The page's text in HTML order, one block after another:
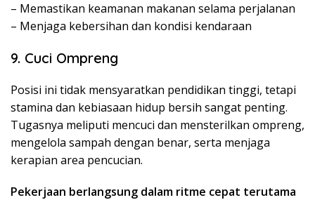
– Memastikan keamanan makanan selama perjalanan
– Menjaga kebersihan dan kondisi kendaraan
9. Cuci Ompreng
Posisi ini tidak mensyaratkan pendidikan tinggi, tetapi
stamina dan kebiasaan hidup bersih sangat penting.
Tugasnya meliputi mencuci dan mensterilkan ompreng,
mengelola sampah dengan benar, serta menjaga
kerapian area pencucian.
Pekerjaan berlangsung dalam ritme cepat terutama